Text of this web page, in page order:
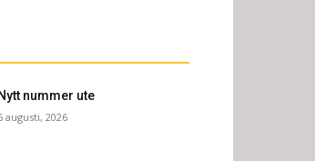
Nytt nummer ute
augusti, 2026